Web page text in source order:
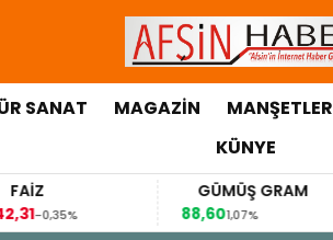
SANAT MAGAZİN MANŞETLER
KÜNYE
FAİZ
-0,35%
GÜMÜŞ GRAM
88,601,07%